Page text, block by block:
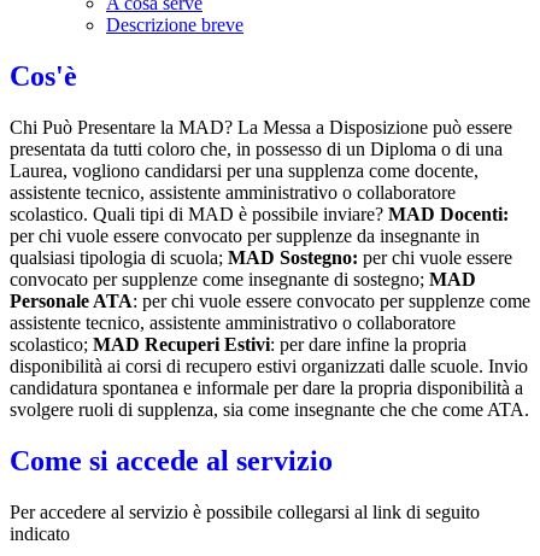
Descrizione breve
Cos'è
Chi Può Presentare la MAD? La Messa a Disposizione può essere
presentata da tutti coloro che, in possesso di un Diploma o di una
Laurea, vogliono candidarsi per una supplenza come docente,
assistente tecnico, assistente amministrativo o collaboratore
scolastico. Quali tipi di MAD è possibile inviare? MAD Docenti:
per chi vuole essere convocato per supplenze da insegnante in
qualsiasi tipologia di scuola; MAD Sostegno: per chi vuole essere
convocato per supplenze come insegnante di sostegno; MAD
Personale ATA: per chi vuole essere convocato per supplenze come
assistente tecnico, assistente amministrativo o collaboratore
scolastico; MAD Recuperi Estivi: per dare infine la propria
disponibilità ai corsi di recupero estivi organizzati dalle scuole. Invio
candidatura spontanea e informale per dare la propria disponibilità a
svolgere ruoli di supplenza, sia come insegnante che che come ATA.
Come si accede al servizio
Per accedere al servizio è possibile collegarsi al link di seguito
indicato